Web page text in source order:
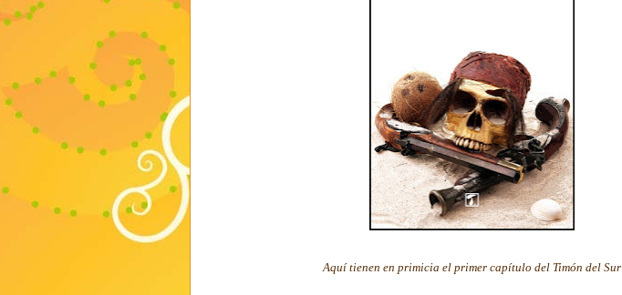
Aquí tienen en primicia el primer capítulo del Timón del Sur